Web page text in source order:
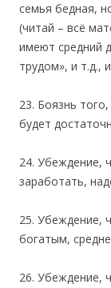
семья бедная,
(читай – всё
имеют средний
трудом», и т.д.,
23. Боязнь
будет
24. Убеждение,
заработать,
25. Убеждение,
богатым,
26. Убеждение,